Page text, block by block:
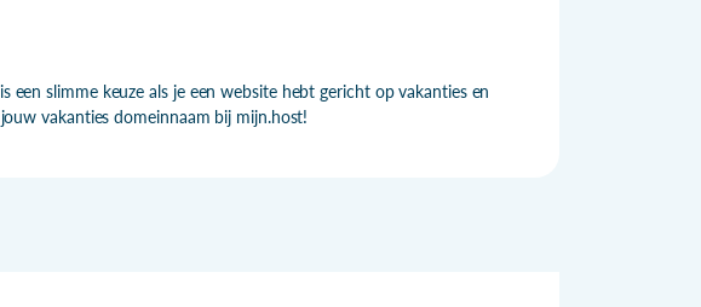
een slimme keuze als je een website hebt gericht op vakanties en
vakanties domeinnaam bij mijn.host!